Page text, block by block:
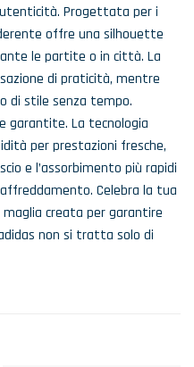
Progettata per i
offre una silhouette
le partite o in città. La
di praticità, mentre
di stile senza tempo.
garantite. La tecnologia
per prestazioni fresche,
e l’assorbimento più rapidi
Celebra la tua
creata per garantire
non si tratta solo di